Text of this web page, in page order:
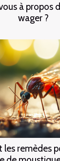
à propos
wager ?
les remèdes